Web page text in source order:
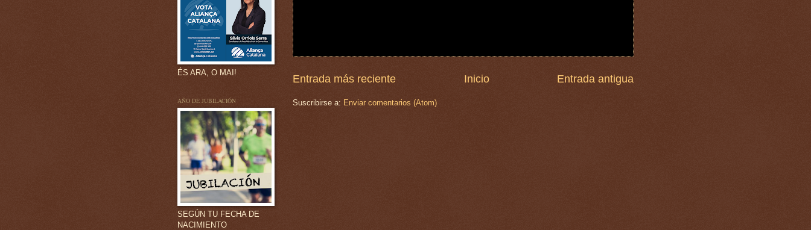
Entrada más reciente Entrada antigua
Inicio
Suscribirse a: Enviar comentarios (Atom)
ÉS ARA, O MAI!
AÑO DE JUBILACIÓN
SEGÚN TU FECHA DE
NACIMIENTO